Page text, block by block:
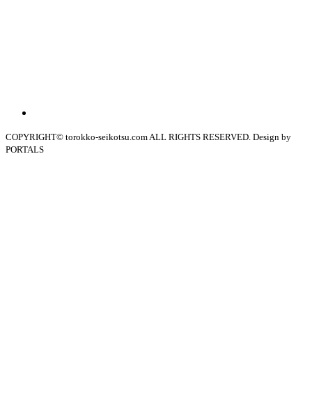
COPYRIGHT© torokko-seikotsu.com ALL RIGHTS RESERVED. Design by
PORTALS